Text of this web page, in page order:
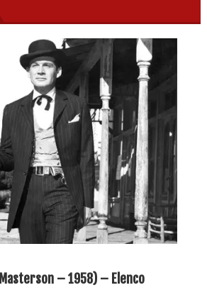
– 1958) – Elenco